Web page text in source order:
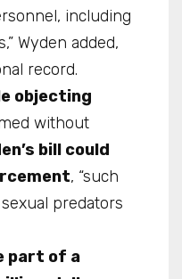
including
Wyden added,
record.
objecting
without
bill could
, “such
predators
part of a